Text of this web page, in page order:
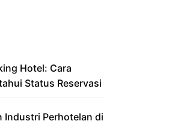
Hotel: Cara
Status Reservasi
Industri Perhotelan di